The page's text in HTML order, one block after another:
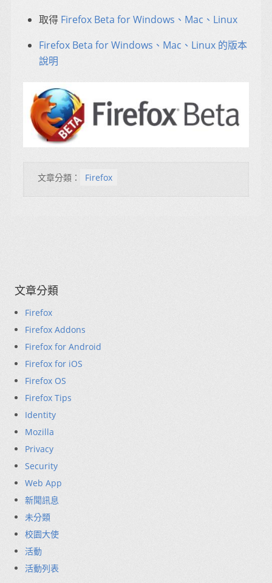
取得 Firefox Beta for Windows、Mac、Linux
Firefox Beta for Windows、Mac、Linux 的版本
說明
文章分類： Firefox
文章分類
Firefox
Firefox Addons
Firefox for Android
Firefox for iOS
Firefox OS
Firefox Tips
Identity
Mozilla
Privacy
Security
Web App
新聞訊息
未分類
校園大使
活動
活動列表